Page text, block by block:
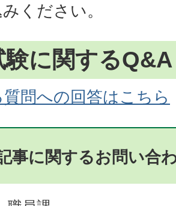
ください。
験に関するQ&A
問への回答はこちら
事に関するお問い合